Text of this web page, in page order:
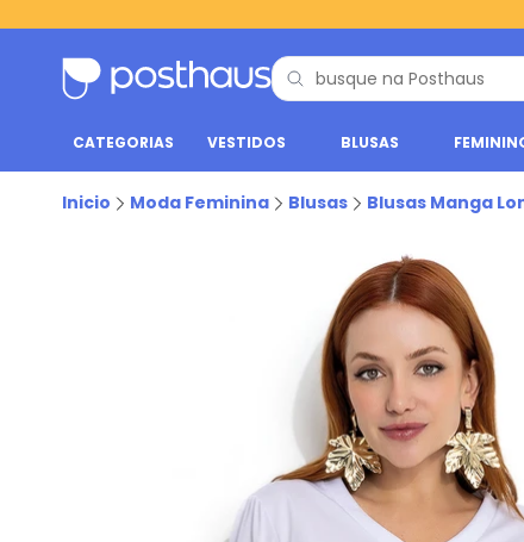
CATEGORIAS VESTIDOS BLUSAS
Inicio Moda Feminina Blusas Blusas Manga